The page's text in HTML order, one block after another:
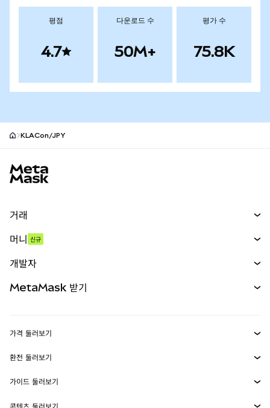
평점
4.7
다운로드 수
50M+
평가 수
75.8K
KLACon/JPY
거래
무기한 선물
실물자산
머니 신규
개발자
MetaMask Connect
Snaps
MetaMask 받기
보안
가격 둘러보기
이더리움 가격
솔라나 가격
환전 둘러보기
ETH를 USD로 환전
USDT를 INR로 환전
가이드 둘러보기
콘텐츠 둘러보기